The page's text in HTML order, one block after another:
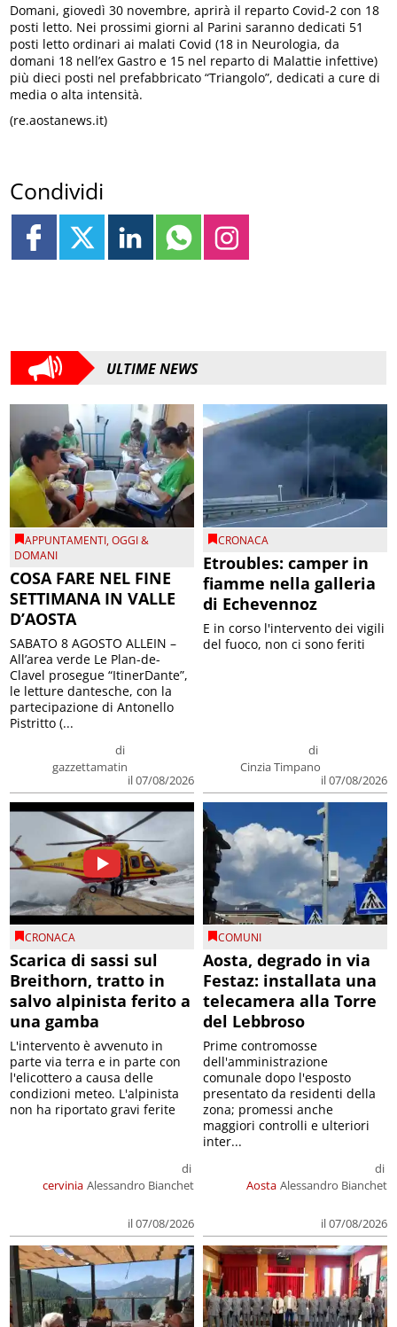
Domani, giovedì 30 novembre, aprirà il reparto Covid-2 con 18
posti letto. Nei prossimi giorni al Parini saranno dedicati 51
posti letto ordinari ai malati Covid (18 in Neurologia, da
domani 18 nell’ex Gastro e 15 nel reparto di Malattie infettive)
più dieci posti nel prefabbricato “Triangolo”, dedicati a cure di
media o alta intensità.
(re.aostanews.it)
Condividi
ULTIME NEWS
APPUNTAMENTI,OGGI &
DOMANI
COSA FARE NEL FINE
SETTIMANA IN VALLE
D’AOSTA
di
gazzettamatin
il 07/08/2026
SABATO 8 AGOSTO ALLEIN –
All’area verde Le Plan-de-
Clavel prosegue “ItinerDante”,
le letture dantesche, con la
partecipazione di Antonello
Pistritto (...
CRONACA
Etroubles: camper in
fiamme nella galleria
di Echevennoz
di
Cinzia Timpano
il 07/08/2026
E in corso l'intervento dei vigili
del fuoco, non ci sono feriti
CRONACA
Scarica di sassi sul
Breithorn, tratto in
salvo alpinista ferito a
una gamba
cervinia
di
Alessandro Bianchet
il 07/08/2026
L'intervento è avvenuto in
parte via terra e in parte con
l'elicottero a causa delle
condizioni meteo. L'alpinista
non ha riportato gravi ferite
COMUNI
Aosta, degrado in via
Festaz: installata una
telecamera alla Torre
del Lebbroso
Aosta
di
Alessandro Bianchet
il 07/08/2026
Prime contromosse
dell'amministrazione
comunale dopo l'esposto
presentato da residenti della
zona; promessi anche
maggiori controlli e ulteriori
inter...